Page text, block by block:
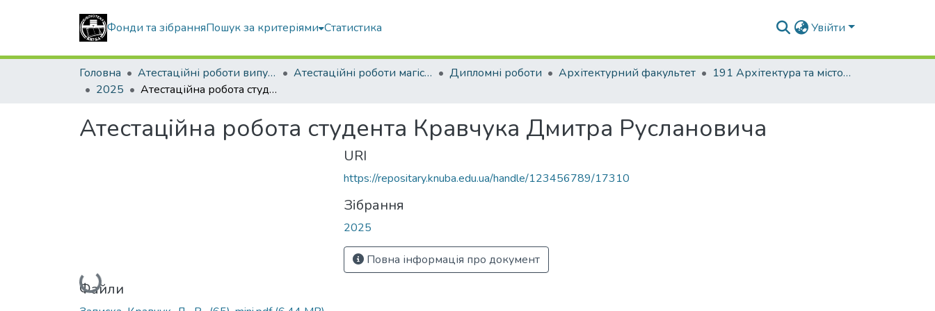
Фонди та зібранняПошук за критеріями Статистика Увійти
Головна Атестаційні роботи випускників Атестаційні роботи магістрів Дипломні роботи Архітектурний факультет
191 Архітектура та містобудування. Дизайн архітектурного середовища
2025
Атестаційна робота студента Кравчука Дмитра Руслановича
Атестаційна робота студента Кравчука Дмитра Руслановича
Вантажиться...
Файли
URI
https://repositary.knuba.edu.ua/handle/123456789/17310
Зібрання
2025
Повна інформація про документ